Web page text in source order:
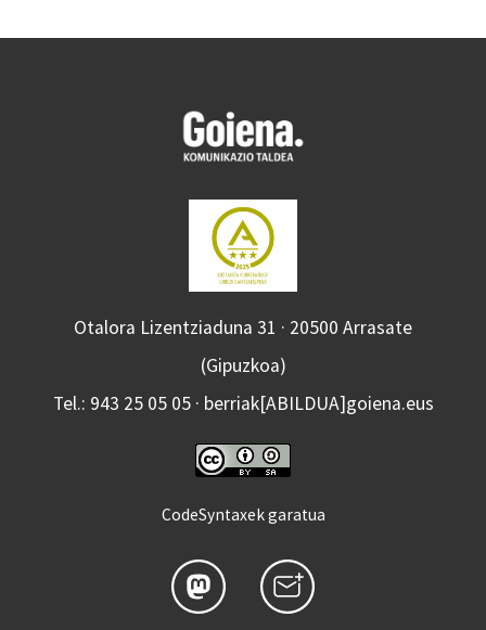
Otalora Lizentziaduna 31 · 20500 Arrasate
(Gipuzkoa)
Tel.: 943 25 05 05 · berriak[ABILDUA]goiena.eus
CodeSyntaxek garatua